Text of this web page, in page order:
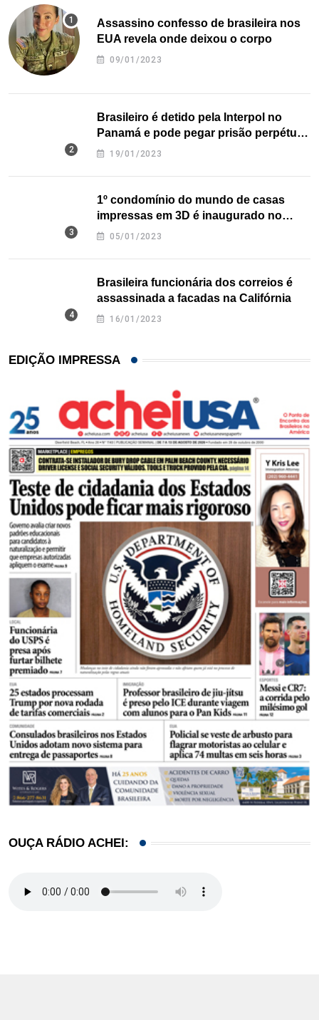
Assassino confesso de brasileira nos
EUA revela onde deixou o corpo
09/01/2023
Brasileiro é detido pela Interpol no
Panamá e pode pegar prisão perpétua
nos EUA
19/01/2023
1º condomínio do mundo de casas
impressas em 3D é inaugurado no
Texas
05/01/2023
Brasileira funcionária dos correios é
assassinada a facadas na Califórnia
16/01/2023
EDIÇÃO IMPRESSA
OUÇA RÁDIO ACHEI: